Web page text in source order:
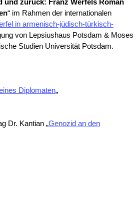
und zurück: Franz Werfels Roman
“ im Rahmen der internationalen
in armenisch-jüdisch-türkisch-
von Lepsiushaus Potsdam & Moses
Studien Universität Potsdam.
Diplomaten„
Dr. Kantian „Genozid an den